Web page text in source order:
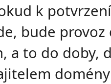
k
bude provoz
a to do doby,